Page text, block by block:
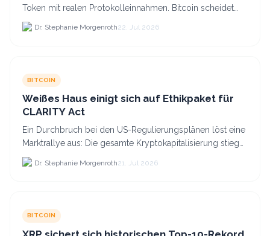
Token mit realen Protokolleinnahmen. Bitcoin scheidet
aufgrund fehlender Erträge für Halter aus dem.
Dr. Stephanie Morgenroth22. Jul 2026
BITCOIN
Weißes Haus einigt sich auf Ethikpaket für
CLARITY Act
Ein Durchbruch bei den US-Regulierungsplänen löst eine
Marktrallye aus: Die gesamte Kryptokapitalisierung stieg
am 21.
Dr. Stephanie Morgenroth21. Jul 2026
BITCOIN